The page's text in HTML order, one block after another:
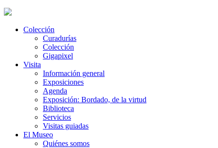
Colección
Curadurías
Colección
Gigapixel
Visita
Información general
Exposiciones
Agenda
Exposición: Bordado, de la virtud
Biblioteca
Servicios
Visitas guiadas
El Museo
Quiénes somos